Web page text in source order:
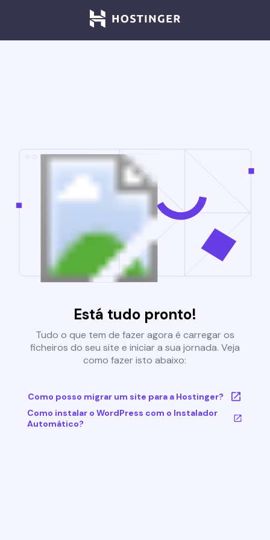
Está tudo pronto!
Tudo o que tem de fazer agora é carregar os
ficheiros do seu site e iniciar a sua jornada. Veja
como fazer isto abaixo:
Como posso migrar um site para a Hostinger?
Como instalar o WordPress com o Instalador
Automático?